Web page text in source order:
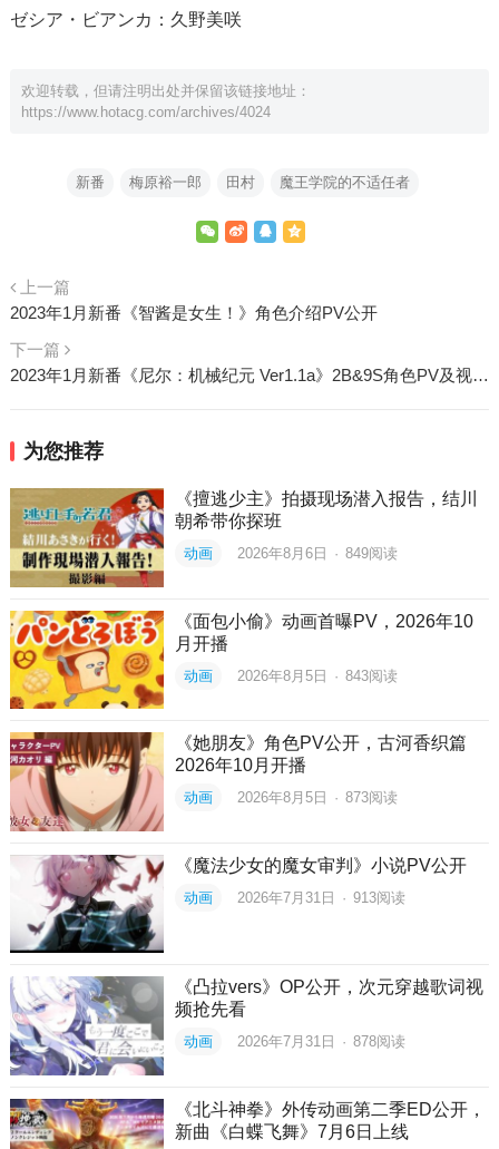
ゼシア・ビアンカ：久野美咲
欢迎转载，但请注明出处并保留该链接地址：
https://www.hotacg.com/archives/4024
新番 梅原裕一郎 田村 魔王学院的不适任者
上一篇
2023年1月新番《智酱是女生！》角色介绍PV公开
下一篇
2023年1月新番《尼尔：机械纪元 Ver1.1a》2B&9S角色PV及视觉图公开
为您推荐
《擅逃少主》拍摄现场潜入报告，结川
朝希带你探班
动画 2026年8月6日 · 849阅读
《面包小偷》动画首曝PV，2026年10
月开播
动画 2026年8月5日 · 843阅读
《她朋友》角色PV公开，古河香织篇
2026年10月开播
动画 2026年8月5日 · 873阅读
《魔法少女的魔女审判》小说PV公开
动画 2026年7月31日 · 913阅读
《凸拉vers》OP公开，次元穿越歌词视
频抢先看
动画 2026年7月31日 · 878阅读
《北斗神拳》外传动画第二季ED公开，
新曲《白蝶飞舞》7月6日上线